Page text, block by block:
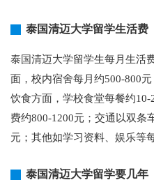
泰国清迈大学留学生活费
泰国清迈大学留学生每月生活
面，校内宿舍每月约500-800
饮食方面，学校食堂每餐约
费约800-1200元；交通以双条
元；其他如学习资料、娱乐等
泰国清迈大学留学要几年